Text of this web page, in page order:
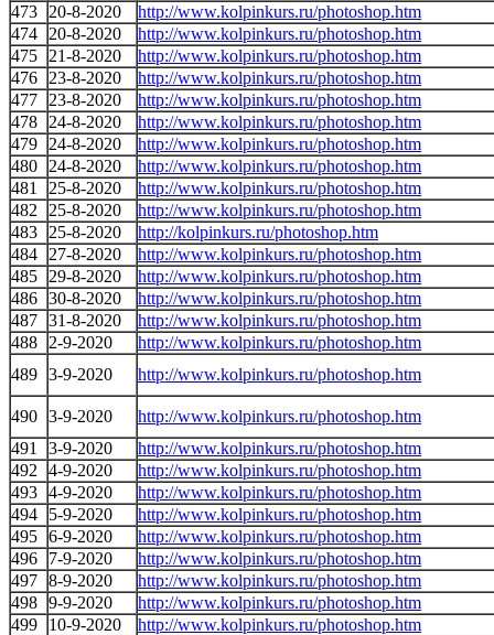
473 20-8-2020
http://www.kolpinkurs.ru/photoshop.htm
474
20-8-2020
http://www.kolpinkurs.ru/photoshop.htm
475
21-8-2020
http://www.kolpinkurs.ru/photoshop.htm
476
23-8-2020
http://www.kolpinkurs.ru/photoshop.htm
477
23-8-2020
http://www.kolpinkurs.ru/photoshop.htm
478
24-8-2020
http://www.kolpinkurs.ru/photoshop.htm
479
24-8-2020
http://www.kolpinkurs.ru/photoshop.htm
480
24-8-2020
http://www.kolpinkurs.ru/photoshop.htm
481
25-8-2020
http://www.kolpinkurs.ru/photoshop.htm
482
25-8-2020
http://www.kolpinkurs.ru/photoshop.htm
483
25-8-2020
http://kolpinkurs.ru/photoshop.htm
484
27-8-2020
http://www.kolpinkurs.ru/photoshop.htm
485
29-8-2020
http://www.kolpinkurs.ru/photoshop.htm
486 30-8-2020
http://www.kolpinkurs.ru/photoshop.htm
487 31-8-2020
http://www.kolpinkurs.ru/photoshop.htm
488
2-9-2020
http://www.kolpinkurs.ru/photoshop.htm
489 3-9-2020 http://www.kolpinkurs.ru/photoshop.htm
490 3-9-2020
http://www.kolpinkurs.ru/photoshop.htm
491
3-9-2020
http://www.kolpinkurs.ru/photoshop.htm
492
4-9-2020
http://www.kolpinkurs.ru/photoshop.htm
493 4-9-2020
http://www.kolpinkurs.ru/photoshop.htm
494
5-9-2020
http://www.kolpinkurs.ru/photoshop.htm
495 6-9-2020
http://www.kolpinkurs.ru/photoshop.htm
496
7-9-2020
http://www.kolpinkurs.ru/photoshop.htm
497 8-9-2020
http://www.kolpinkurs.ru/photoshop.htm
498 9-9-2020
http://www.kolpinkurs.ru/photoshop.htm
499
10-9-2020
http://www.kolpinkurs.ru/photoshop.htm